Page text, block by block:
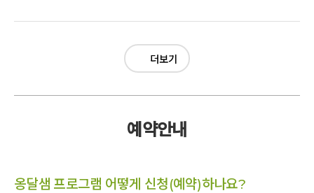
더보기
예약안내
옹달샘 프로그램 어떻게 신청(예약)하나요?